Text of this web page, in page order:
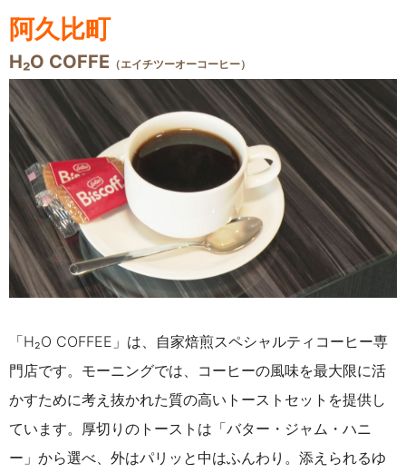
阿久比町
H₂O COFFE （エイチツーオーコーヒー）
「H₂O COFFEE」は、自家焙煎スペシャルティコーヒー専
門店です。モーニングでは、コーヒーの風味を最大限に活
かすために考え抜かれた質の高いトーストセットを提供し
ています。厚切りのトーストは「バター・ジャム・ハニ
ー」から選べ、外はパリッと中はふんわり。添えられるゆ